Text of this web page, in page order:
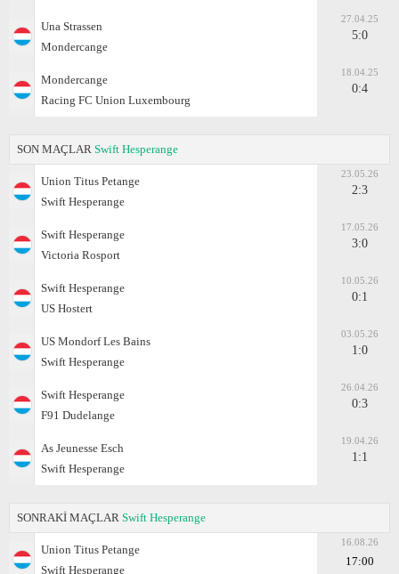
Una Strassen
Mondercange
27.04.25
5:0
Mondercange
Racing FC Union Luxembourg
18.04.25
0:4
SON MAÇLAR Swift Hesperange
Union Titus Petange
Swift Hesperange
23.05.26
2:3
Swift Hesperange
Victoria Rosport
17.05.26
3:0
Swift Hesperange
US Hostert
10.05.26
0:1
US Mondorf Les Bains
Swift Hesperange
03.05.26
1:0
Swift Hesperange
F91 Dudelange
26.04.26
0:3
As Jeunesse Esch
Swift Hesperange
19.04.26
1:1
SONRAKİ MAÇLAR Swift Hesperange
Union Titus Petange
Swift Hesperange
16.08.26
17:00